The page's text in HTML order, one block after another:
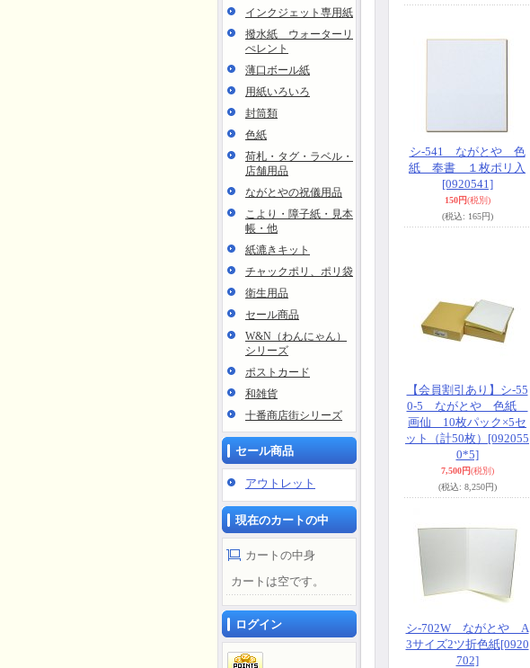
インクジェット専用紙
撥水紙 ウォーターリ
ぺレント
薄口ボール紙
用紙いろいろ
封筒類
色紙
荷札・タグ・ラベル・
店舗用品
ながとやの祝儀用品
こより・障子紙・見本
帳・他
紙漉きキット
チャックポリ、ポリ袋
衛生用品
セール商品
W&N（わんにゃん）
シリーズ
ポストカード
和雑貨
十番商店街シリーズ
セール商品
アウトレット
現在のカートの中
カートの中身
カートは空です。
ログイン
シ-541 ながとや 色
紙 奉書 １枚ポリ入
[0920541]
150円(税別)
(税込: 165円)
【会員割引あり】シ-55
0-5 ながとや 色紙
画仙 10枚パック×5セ
ット（計50枚） [092055
0*5]
7,500円(税別)
(税込: 8,250円)
シ-702W ながとや A
3サイズ2ツ折色紙[0920
702]